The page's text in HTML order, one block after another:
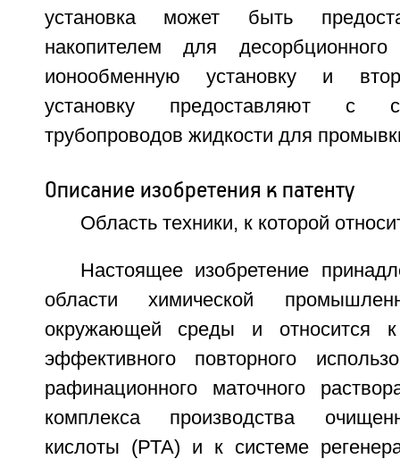
установка может быть
накопителем для
ионообменную установку и
установку предоставляют с
трубопроводов жидкости для
Описание изобретения к патенту
Область техники, к которой
Настоящее изобретение
области химической
окружающей среды и относится к
эффективного повторного
рафинационного маточного
комплекса производства
кислоты (РТА) и к системе